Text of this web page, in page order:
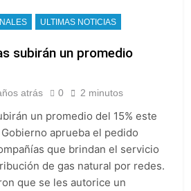
ULTIMAS NOTICIAS
subirán un promedio
atrás 0 2 minutos
un promedio del 15% este
aprueba el pedido
que brindan el servicio
de gas natural por redes.
que se les autorice un